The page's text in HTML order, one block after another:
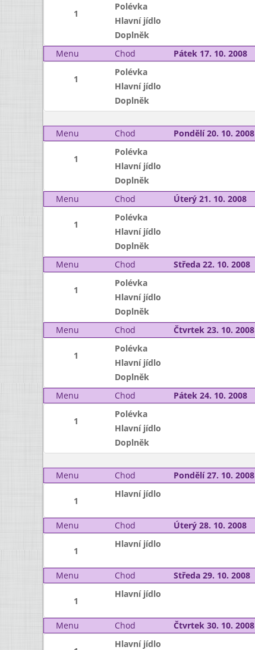
1
Polévka
Hlavní jídlo
Doplněk
Menu
Chod Pátek 17. 10. 2008
1
Polévka
Hlavní jídlo
Doplněk
Menu
Chod Pondělí 20. 10. 2008
1
Polévka
Hlavní jídlo
Doplněk
Menu
Chod Úterý 21. 10. 2008
1
Polévka
Hlavní jídlo
Doplněk
Menu
Chod Středa 22. 10. 2008
1
Polévka
Hlavní jídlo
Doplněk
Menu
Chod Čtvrtek 23. 10. 2008
1
Polévka
Hlavní jídlo
Doplněk
Menu
Chod Pátek 24. 10. 2008
1
Polévka
Hlavní jídlo
Doplněk
Menu
Chod Pondělí 27. 10. 2008
1
Hlavní jídlo
Menu Chod Úterý 28. 10. 2008
1
Hlavní jídlo
Menu Chod Středa 29. 10. 2008
1
Hlavní jídlo
Menu Chod Čtvrtek 30. 10. 2008
Hlavní jídlo